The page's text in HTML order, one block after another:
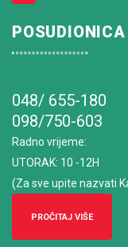
048/ 655-180
098/750-603
Radno vrijeme:
UTORAK: 10 -12H
(Za sve upite nazvati
PROČITAJ VIŠE